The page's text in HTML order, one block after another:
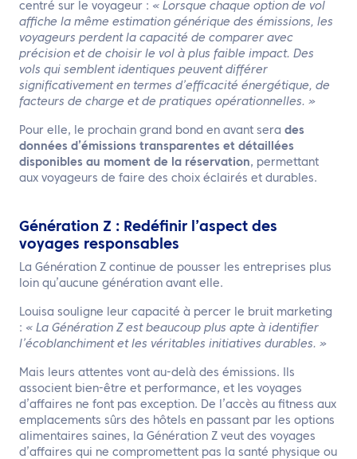
centré sur le voyageur : « Lorsque chaque option de vol
affiche la même estimation générique des émissions, les
voyageurs perdent la capacité de comparer avec
précision et de choisir le vol à plus faible impact. Des
vols qui semblent identiques peuvent différer
significativement en termes d’efficacité énergétique, de
facteurs de charge et de pratiques opérationnelles. »
Pour elle, le prochain grand bond en avant sera des
données d’émissions transparentes et détaillées
disponibles au moment de la réservation, permettant
aux voyageurs de faire des choix éclairés et durables.
Génération Z : Redéfinir l’aspect des
voyages responsables
La Génération Z continue de pousser les entreprises plus
loin qu’aucune génération avant elle.
Louisa souligne leur capacité à percer le bruit marketing
: « La Génération Z est beaucoup plus apte à identifier
l’écoblanchiment et les véritables initiatives durables. »
Mais leurs attentes vont au-delà des émissions. Ils
associent bien-être et performance, et les voyages
d’affaires ne font pas exception. De l’accès au fitness aux
emplacements sûrs des hôtels en passant par les options
alimentaires saines, la Génération Z veut des voyages
d’affaires qui ne compromettent pas la santé physique ou